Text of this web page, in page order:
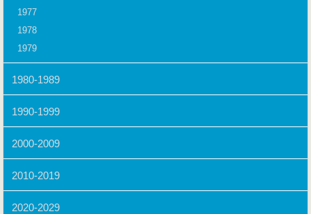
1977
1978
1979
1980-1989
1990-1999
2000-2009
2010-2019
2020-2029